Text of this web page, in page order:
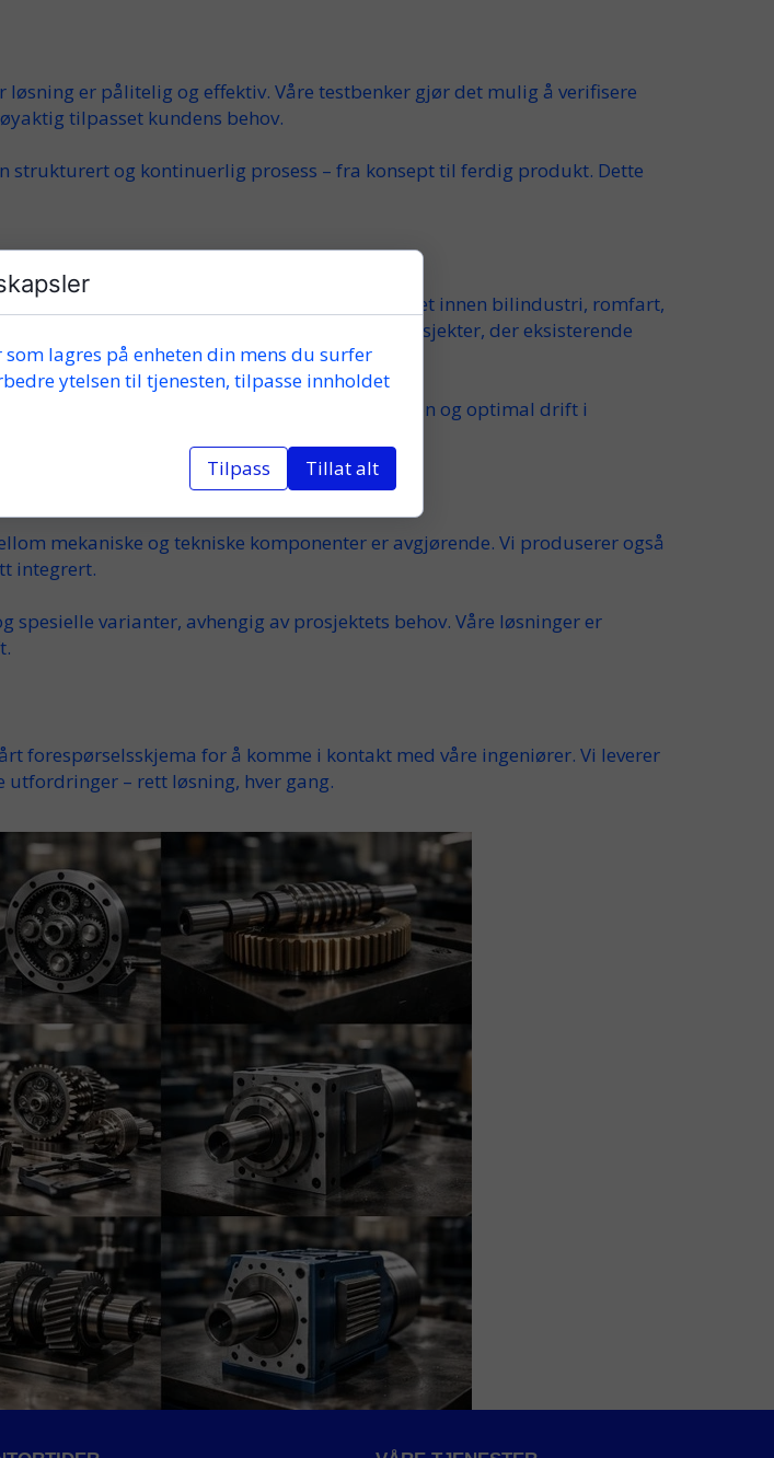
løsning er pålitelig og effektiv. Våre testbenker gjør det mulig å verifisere
tilpasset kundens behov.
strukturert og kontinuerlig prosess – fra konsept til ferdig produkt. Dette
girkasser for spesielle formål brukes blant annet innen bilindustri, romfart,
retrofit-prosjekter, der eksisterende
riktig
funksjon og optimal drift i
mekaniske og tekniske komponenter er avgjørende. Vi produsererogså
integrert.
spesielle varianter, avhengig av prosjektets behov. Våre løsninger er
forespørselsskjema for å komme i kontakt med våre ingeniører. Vi leverer
utfordringer – rett løsning, hver gang.
lagres på enheten din mens du surfer
ytelsen til tjenesten, tilpasse innholdet
Tilpass Tillat alt